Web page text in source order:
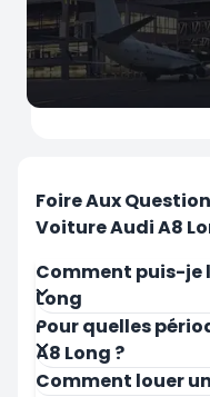
Louer Maintenant
Foire Aux
Voiture Audi A8
Comment puis-je
Long
Pour quelles
A8 Long ?
Comment louer